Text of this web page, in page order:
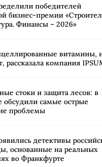
победителей
бизнес-премии
Финансы – 2026»
витамины,
рассказала компания
стоки и защита лесов: в
обсудили самые острые
проблемы
детективы
основанные на реальных
во Франкфурте